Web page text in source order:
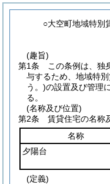
○大空町地域特別
(趣旨)
第1条
この条例は、独
与するため、地域特
う。)の設置及び管理
る。
(名称及び位置)
第2条
賃貸住宅の名称
名称
夕陽台
(定義)